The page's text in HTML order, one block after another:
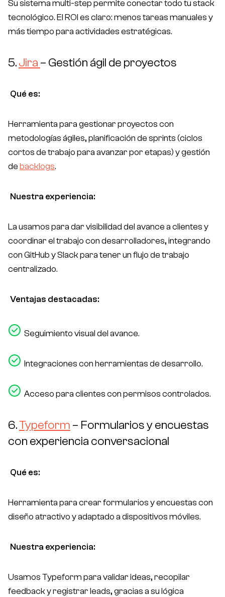
Su sistema multi-step permite conectar todo tustack
tecnológico. El ROI es claro: menos tareas manuales y
más tiempo para actividades estratégicas.
5.Jira – Gestión ágil de proyectos
Qué es:
Herramienta para gestionar proyectos con
metodologías ágiles, planificación desprints(ciclos
cortos de trabajo para avanzar por etapas) y gestión
debacklogs.
Nuestra experiencia:
La usamos para dar visibilidad del avance a clientes y
coordinar el trabajo con desarrolladores, integrando
con GitHub y Slack para tener un flujo de trabajo
centralizado.
Ventajas destacadas:
Seguimiento visual del avance.
Integraciones con herramientas de desarrollo.
Acceso para clientes con permisos controlados.
6.Typeform – Formularios y encuestas
con experiencia conversacional
Qué es:
Herramienta para crear formularios y encuestas con
diseño atractivo y adaptado a dispositivos móviles.
Nuestra experiencia:
Usamos Typeform para validar ideas, recopilar
feedback y registrar leads, gracias a su lógica